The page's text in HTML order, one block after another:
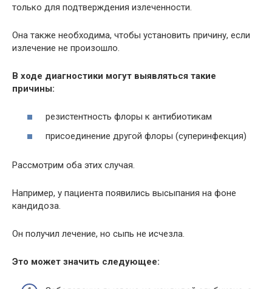
только для подтверждения излеченности.
Она также необходима, чтобы установить причину, если
излечение не произошло.
В ходе диагностики могут выявляться такие
причины:
резистентность флоры к антибиотикам
присоединение другой флоры (суперинфекция)
Рассмотрим оба этих случая.
Например, у пациента появились высыпания на фоне
кандидоза.
Он получил лечение, но сыпь не исчезла.
Это может значить следующее: